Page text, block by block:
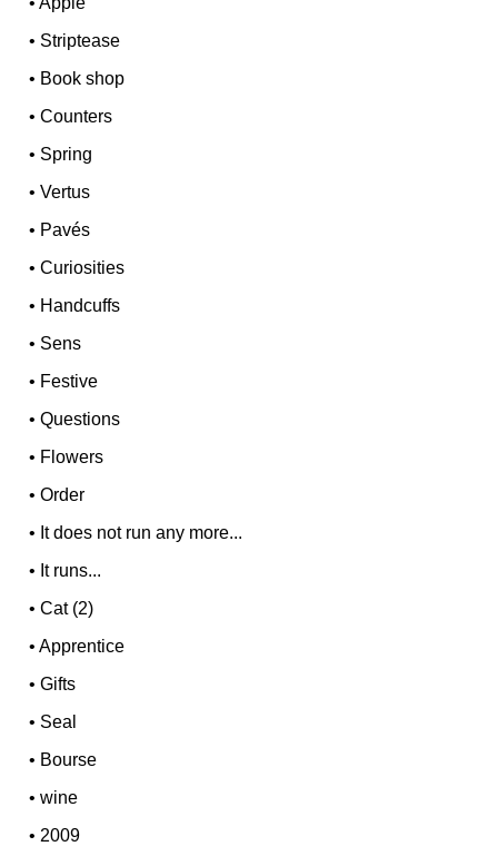
• Striptease
• Book shop
•Counters
• Spring
•Vertus
• Pavés
•Curiosities
• Handcuffs
• Sens
• Festive
•Questions
• Flowers
•Order
• It does not run any more...
• It runs...
•Cat (2)
•Apprentice
•Gifts
• Seal
• Bourse
•wine
•2009